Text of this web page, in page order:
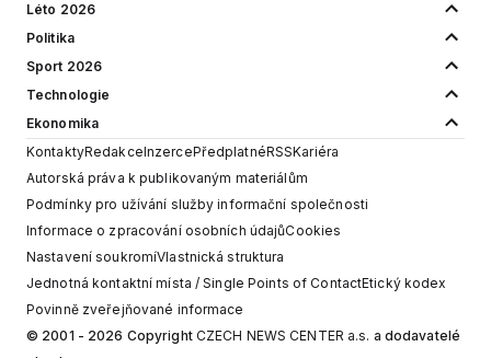
Léto 2026
Politika
Sport 2026
Technologie
Ekonomika
KontaktyRedakceInzercePředplatnéRSSKariéra
Autorská práva k publikovaným materiálům
Podmínky pro užívání služby informační společnosti
Informace o zpracování osobních údajůCookies
Nastavení soukromíVlastnická struktura
Jednotná kontaktní místa / Single Points of ContactEtický kodex
Povinně zveřejňované informace
© 2001 - 2026 Copyright CZECH NEWS CENTER a.s. a dodavatelé